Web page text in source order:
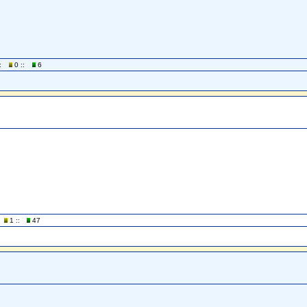
0 :: 6
1 :: 47